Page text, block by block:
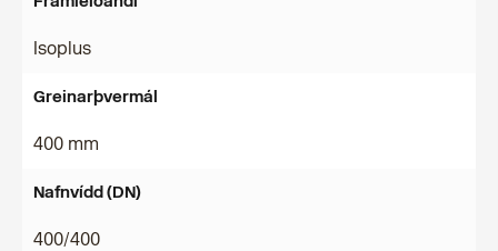
Isoplus
Greinarþvermál
400 mm
Nafnvídd (DN)
400/400